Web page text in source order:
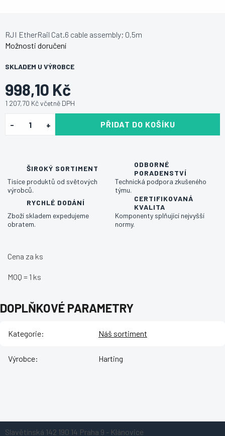
998,10 Kč
1 207,70 Kč včetně DPH
SKLADEM U VÝROBCE
Možnosti doručení
PŘIDAT DO KOŠÍKU
RJI EtherRail Cat.6 cable assembly; 0,5m
ŠIROKÝ SORTIMENT
Tisíce produktů od světových
výrobců.
ODBORNÉ
PORADENSTVÍ
Technická podpora zkušeného
týmu.
RYCHLÉ DODÁNÍ
Zboží skladem expedujeme
obratem.
CERTIFIKOVANÁ
KVALITA
Komponenty splňující nejvyšší
normy.
Cena za ks
MOQ = 1 ks
DOPLŇKOVÉ PARAMETRY
Kategorie: Náš sortiment
Výrobce: Harting
Slavětínská 142 190 14 Praha 9 - Klánovice